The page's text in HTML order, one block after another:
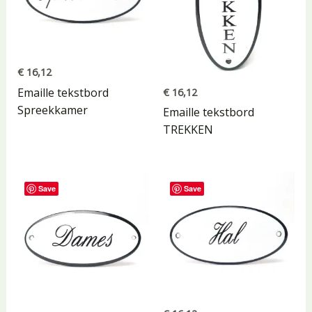
€16,12
Emaille tekstbord
Spreekkamer
€ 16,12
Emaille tekstbord
TREKKEN
Save Save